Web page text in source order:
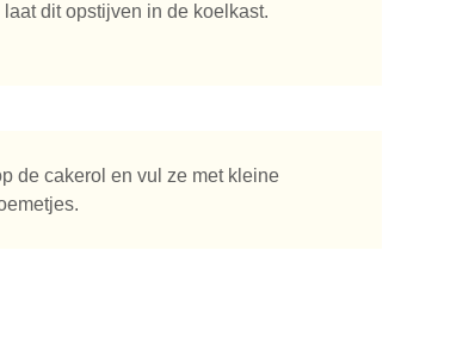
dit opstijven in de koelkast.
de cakerol en vul ze met kleine